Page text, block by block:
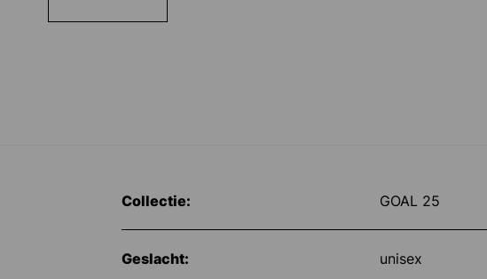
Collectie: GOAL 25
Geslacht: unisex